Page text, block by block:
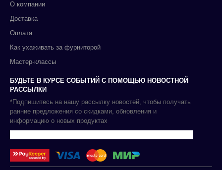
О компании
Доставка
Оплата
Как ухаживать за фурниторой
Мастер-классы
БУДЬТЕ В КУРСЕ СОБЫТИЙ С ПОМОЩЬЮ НОВОСТНОЙ
РАССЫЛКИ
*Подпишитесь на нашу рассылку новостей, чтобы получать
ранние предложения со скидками, обновления и
информацию о новых продуктах